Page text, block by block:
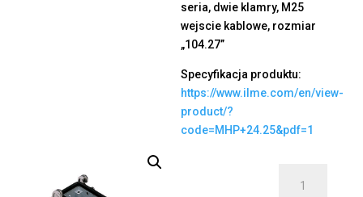
seria, dwie klamry, M25
wejscie kablowe, rozmiar
„104.27”
Specyfikacja produktu:
https://www.ilme.com/en/view-
product/?
code=MHP+24.25&pdf=1